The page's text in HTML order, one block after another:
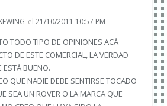
el 21/10/2011 10:57 PM
TODO TIPO DE OPINIONES ACÁ
DE ESTE COMERCIAL, LA VERDAD
ESTÁ BUENO.
QUE NADIE DEBE SENTIRSE TOCADO
SEA UN ROVER O LA MARCA QUE